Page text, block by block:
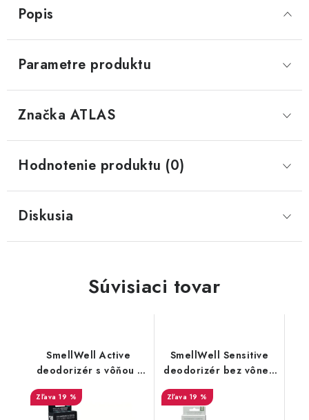
Popis
Parametre produktu
Značka ATLAS
Hodnotenie produktu (0)
Diskusia
Súvisiaci tovar
SmellWell Active
deodorizér s vôňou -
19 %
SmellWell Sensitive
deodorizér bez vône -
19 %